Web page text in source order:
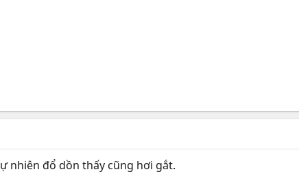
nhiên đổ dồn thấy cũng hơi gắt.